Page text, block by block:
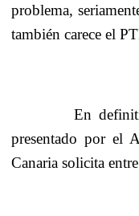
problema,
también carece el
En
presentado por el
Canaria solicita